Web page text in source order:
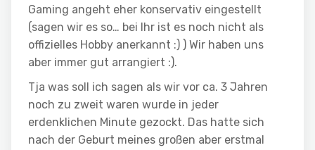
Gaming angeht eher konservativ eingestellt
(sagen wir es so… bei Ihr ist es noch nicht als
offizielles Hobby anerkannt :) ) Wir haben uns
aber immer gut arrangiert :).
Tja was soll ich sagen als wir vor ca. 3 Jahren
noch zu zweit waren wurde in jeder
erdenklichen Minute gezockt. Das hatte sich
nach der Geburt meines großen aber erstmal